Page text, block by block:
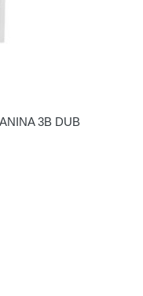
3B DUB